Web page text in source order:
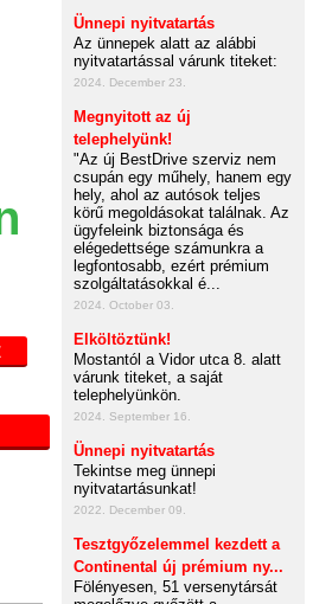
Ünnepi nyitvatartás
Az ünnepek alatt az alábbi
nyitvatartással várunk titeket:
2024. December 23.
Megnyitott az új
telephelyünk!
"Az új BestDrive szerviz nem
csupán egy műhely, hanem egy
hely, ahol az autósok teljes
körű megoldásokat találnak. Az
ügyfeleink biztonsága és
elégedettsége számunkra a
legfontosabb, ezért prémium
szolgáltatásokkal é...
2024. October 03.
Elköltöztünk!
Mostantól a Vidor utca 8. alatt
várunk titeket, a saját
telephelyünkön.
2024. September 16.
Ünnepi nyitvatartás
Tekintse meg ünnepi
nyitvatartásunkat!
2022. December 09.
Tesztgyőzelemmel kezdett a
Continental új prémium ny...
Fölényesen, 51 versenytársát